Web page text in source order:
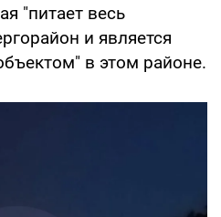
"питает весь
и является
в этом районе.